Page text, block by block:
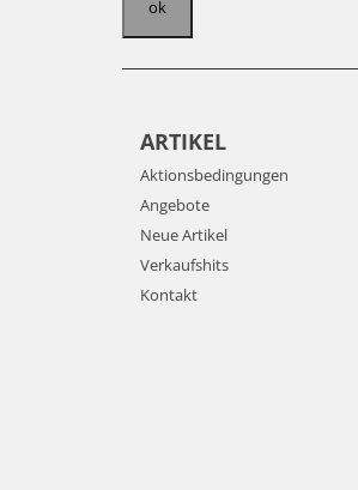
ARTIKEL
Aktionsbedingungen
Angebote
Neue Artikel
Verkaufshits
Kontakt